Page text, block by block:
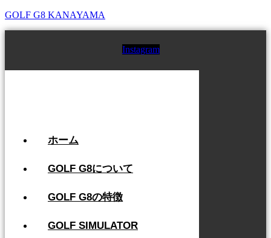
GOLF G8 KANAYAMA
Instagram
ホーム
GOLF G8について
GOLF G8の特徴​
GOLF SIMULATOR